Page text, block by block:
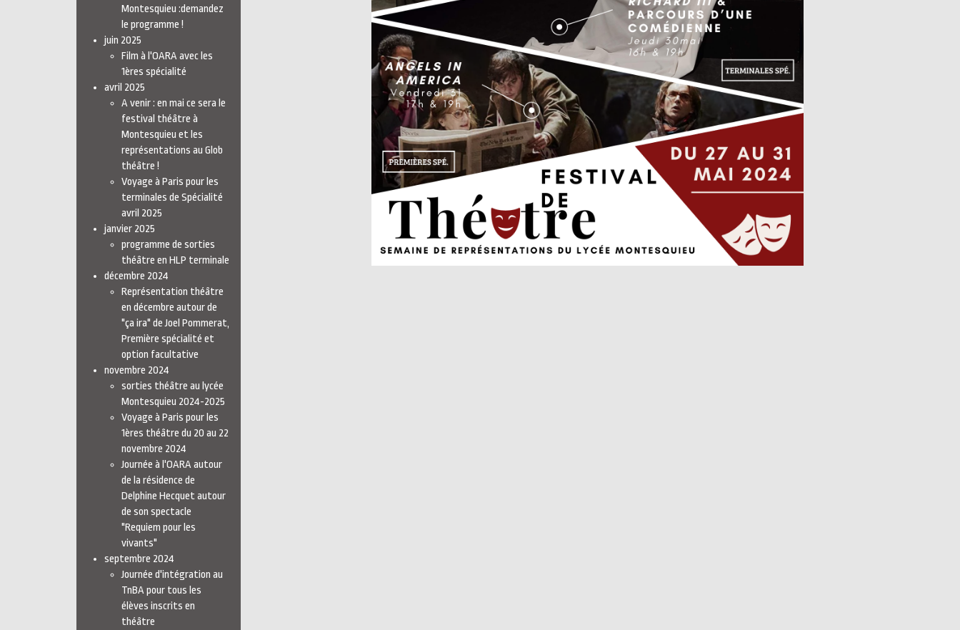
Montesquieu :demandez
le programme !
juin 2025
Film à l'OARA avec les
1ères spécialité
avril 2025
A venir : en mai ce sera le
festival théâtre à
Montesquieu et les
représentations au Glob
théâtre !
Voyage à Paris pour les
terminales de Spécialité
avril 2025
janvier 2025
programme de sorties
théâtre en HLP terminale
décembre 2024
Représentation théâtre
en décembre autour de
"ça ira" de Joel Pommerat,
Première spécialité et
option facultative
novembre 2024
sorties théâtre au lycée
Montesquieu 2024-2025
Voyage à Paris pour les
1ères théâtre du 20 au 22
novembre 2024
Journée à l'OARA autour
de la résidence de
Delphine Hecquet autour
de son spectacle
"Requiem pour les
vivants"
septembre 2024
Journée d'intégration au
TnBA pour tous les
élèves inscrits en
théâtre